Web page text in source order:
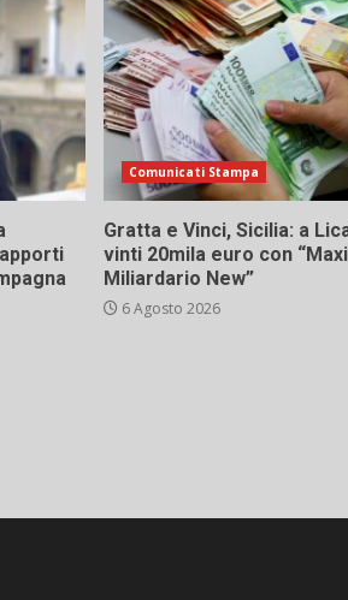
Comunicati Stampa
Gratta e Vinci, Sicilia: a
vinti 20mila euro con “Maxi
Miliardario New”
6 Agosto 2026